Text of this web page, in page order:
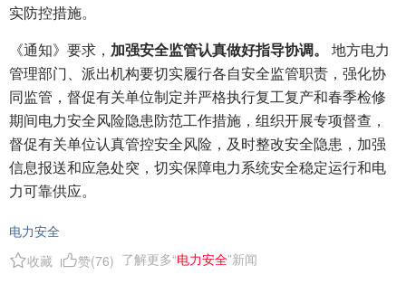
实防控措施。
《通知》要求， 加强安全监管认真做好指导协调。
地方电力
管理部门、派出机构要切实履行各自安全监管职责，强化协
同监管，督促有关单位制定并严格执行复工复产和春季检修
期间电力安全风险隐患防范工作措施，组织开展专项督查，
督促有关单位认真管控安全风险，及时整改安全隐患，加强
信息报送和应急处突，切实保障电力系统安全稳定运行和电
力可靠供应。
电力安全
收藏
赞(76) 了解更多“电力安全”新闻